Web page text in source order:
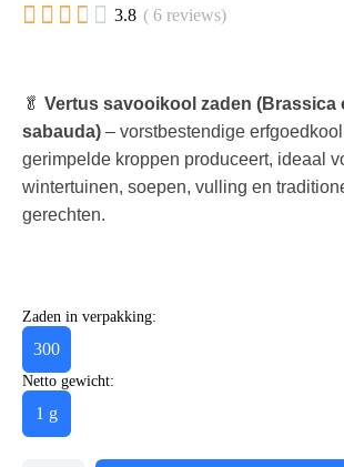
     3.8 ( 6 reviews)
🥬 Vertus savooikool zaden (Brassica
sabauda) – vorstbestendige
gerimpelde kroppen produceert, ideaal
wintertuinen, soepen, vulling en
gerechten.
Zaden in verpakking:
300
Netto gewicht:
1 g